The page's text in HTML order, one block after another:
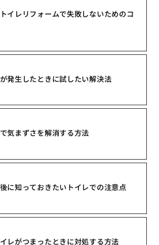
イレリフォームで失敗しないためのコ
発生したときに試したい解決法
気まずさを解消する方法
に知っておきたいトイレでの注意点
レがつまったときに対処する方法